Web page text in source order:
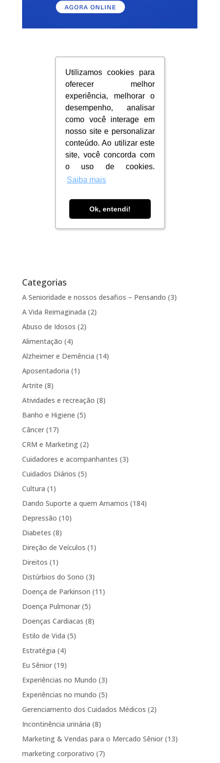
Utilizamos cookies para
oferecer melhor
experiência, melhorar o
desempenho, analisar
como você interage em
nosso site e personalizar
conteúdo. Ao utilizar este
site, você concorda com
o uso de cookies.
Saiba mais
Ok, entendi!
Utilizamos cookies para
oferecer melhor
experiência, melhorar o
desempenho, analisar
como você interage em
nosso site e personalizar
conteúdo. Ao utilizar este
site, você concorda com
o uso de cookies.
Saiba mais
Ok, entendi!
Categorias
A Senioridade e nossos desafios – Pensando (3)
A Vida Reimaginada (2)
Abuso de Idosos (2)
Alimentação (4)
Alzheimer e Demência (14)
Aposentadoria (1)
Artrite (8)
Atividades e recreação (8)
Banho e Higiene (5)
Câncer(17)
CRM e Marketing(2)
Cuidadores e acompanhantes (3)
Cuidados Diários (5)
Cultura (1)
Dando Suporte a quem Amamos (184)
Depressão (10)
Diabetes (8)
Direção de Veículos (1)
Direitos (1)
Distúrbios do Sono (3)
Doença de Parkinson (11)
Doença Pulmonar(5)
Doenças Cardiacas (8)
Estilo de Vida (5)
Estratégia (4)
Eu Sênior(19)
Experiências no Mundo (3)
Experiências no mundo (5)
Gerenciamento dos Cuidados Médicos (2)
Incontinência urinária (8)
Marketing & Vendas para o Mercado Sênior(13)
marketing corporativo (7)